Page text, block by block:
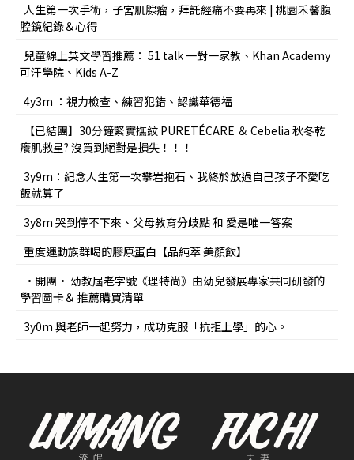
人生第一次手術，子宮肌腺瘤，拜託經痛不要再來 | 桃園禾馨腹
腔鏡紀錄＆心得
兒童線上英文學習推薦： 51 talk 一對一家教、Khan Academy
可汗學院、Kids A-Z
4y3m ：視力檢查、練習犯錯、認識華德福
【已結團】30分鐘緊實撫紋 PURETÉCARE ＆ Cebelia 秋冬乾
癢肌救星? 沒買到絕對是損失！！！
3y9m：紀念人生第一次攀岩抱石、我終於放過自己孩子不愛吃
飯就算了
3y8m 哭到停不下來、父母教育分歧點 和 愛是唯一答案
重度運動族群喝的膠原蛋白【品純萃 美顏飲】
•開團• 幼教屆老字號《理特尚》由幼兒發展專家共同研發的
學習圖卡＆ 推薦購買清單
3y0m 與老師一起努力，成功克服「抗拒上學」的心。